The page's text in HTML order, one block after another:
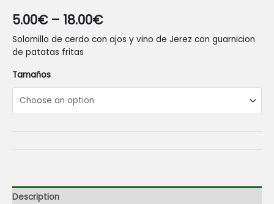
5.00€– 18.00€
Solomillo de cerdo con ajos y vino de Jerez con guarnicion
de patatas fritas
Tamaños
Description